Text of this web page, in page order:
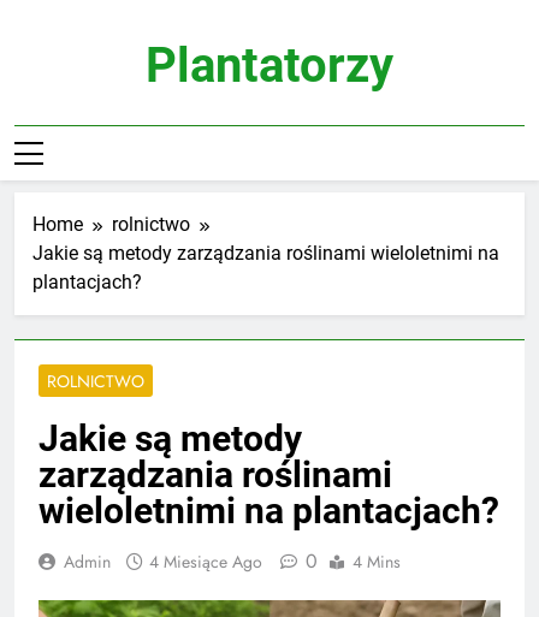
Plantatorzy
Home
rolnictwo
Jakie są metody zarządzania roślinami wieloletnimi na
plantacjach?
ROLNICTWO
Jakie są metody
zarządzania roślinami
wieloletnimi na plantacjach?
Admin 4 Miesiące Ago 0 4 Mins